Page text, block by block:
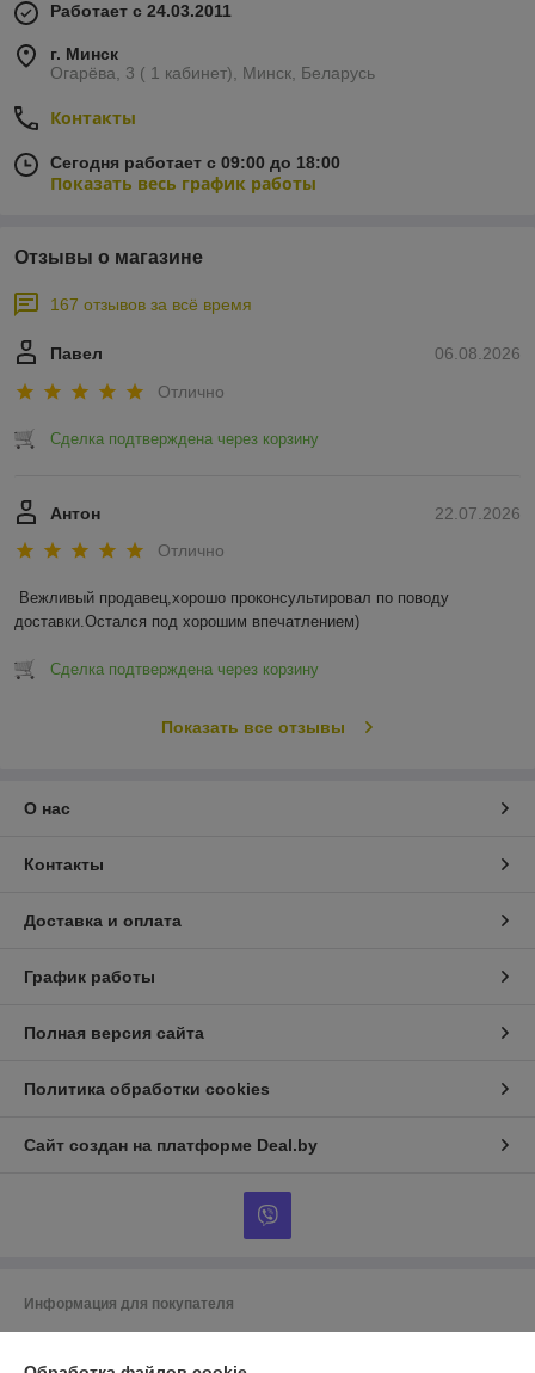
Работает с 24.03.2011
г. Минск
Огарёва, 3 ( 1 кабинет), Минск, Беларусь
Контакты
Сегодня работает с 09:00 до 18:00
Показать весь график работы
Отзывы о магазине
167 отзывов за всё время
06.08.2026
Павел
Отлично
Сделка подтверждена через корзину
22.07.2026
Антон
Отлично
Вежливый продавец,хорошо проконсультировал по поводу
доставки.Остался под хорошим впечатлением)
Сделка подтверждена через корзину
Показать все отзывы
О нас
Контакты
Доставка и оплата
График работы
Полная версия сайта
Политика обработки cookies
Сайт создан на платформе Deal.by
Информация для покупателя